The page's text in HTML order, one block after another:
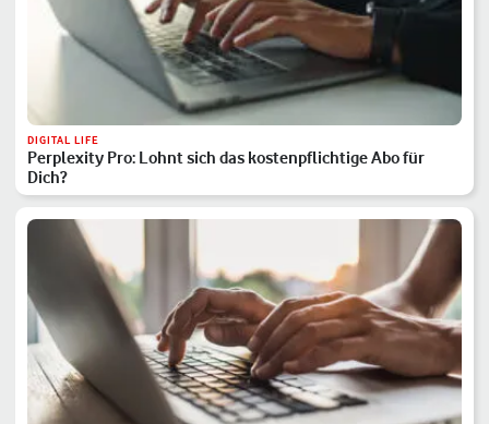
DIGITAL LIFE
Perplexity Pro: Lohnt sich das kostenpflichtige Abo für
Dich?